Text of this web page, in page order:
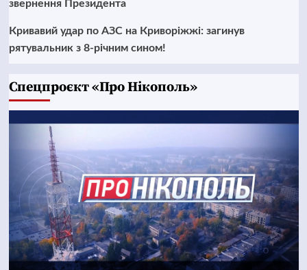
звернення Президента
Кривавий удар по АЗС на Криворіжжі: загинув
рятувальник з 8-річним сином!
Cпецпроєкт «Про Нікополь»